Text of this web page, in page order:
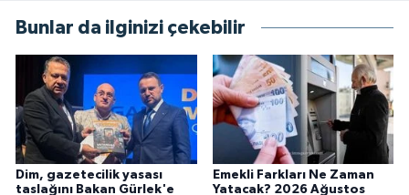
Bunlar da ilginizi çekebilir
Dim, gazetecilik yasası
taslağını Bakan Gürlek'e
Emekli Farkları Ne Zaman
Yatacak? 2026 Ağustos